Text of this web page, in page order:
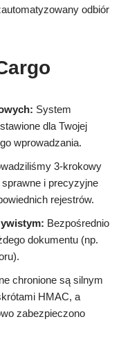
odbiór
System
dla Twojej
wprowadzania.
3-krokowy
i precyzyjne
rejestrów.
Bezpośrednio
dokumentu (np.
chronione są silnym
HMAC, a
zabezpieczono